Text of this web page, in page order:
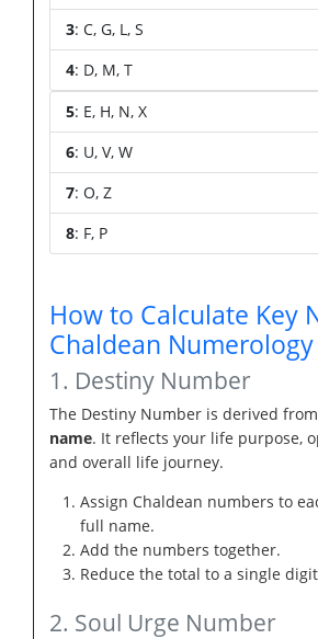
3: C, G, L, S
4: D, M, T
5: E, H, N, X
6: U, V, W
7: O, Z
8: F, P
How to Calculate Key
Chaldean Numerology
1. Destiny Number
The Destiny Number is derived
name. It reflects your life purpose,
and overall life journey.
Assign Chaldean numbers to
full name.
Add the numbers together.
Reduce the total to a single
2. Soul Urge Number